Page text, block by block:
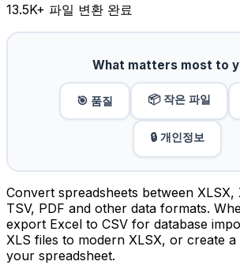
13.5K+ 파일 변환 완료
What matters most to
🎯 품질 📦 작은 파일
🔒 개인정보
Convert spreadsheets between XLSX,
TSV, PDF and other data formats.
export Excel to CSV for database
XLS files to modern XLSX, or create
your spreadsheet.